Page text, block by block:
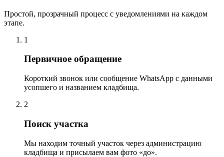
Простой, прозрачный процесс с уведомлениями на каждом
этапе.
1
Первичное обращение
Короткий звонок или сообщение WhatsApp с данными
усопшего и названием кладбища.
2
Поиск участка
Мы находим точный участок через администрацию
кладбища и присылаем вам фото «до».